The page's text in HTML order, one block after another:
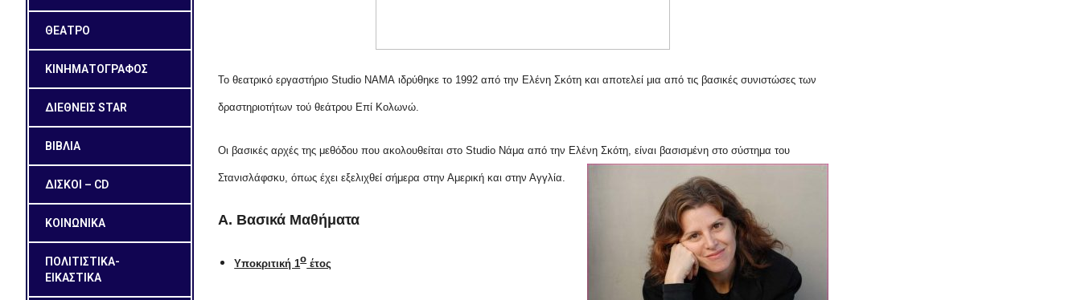
ΘΕΑΤΡΟ
ΚΙΝΗΜΑΤΟΓΡΑΦΟΣ
ΔΙΕΘΝΕΙΣ STAR
ΒΙΒΛΙΑ
ΔΙΣΚΟΙ – CD
ΚΟΙΝΩΝΙΚΑ
ΠΟΛΙΤΙΣΤΙΚΑ-
ΕΙΚΑΣΤΙΚΑ
Το θεατρικό εργαστήριοStudio NAMA ιδρύθηκε το 1992 από την Ελένη Σκότη και αποτελεί μια από τις βασικές συνιστώσες των
δραστηριοτήτων τού θεάτρου Επί Κολωνώ.
Οι βασικές αρχές της μεθόδου που ακολουθείται στοStudio Νάμα από την Ελένη Σκότη, είναι βασισμένη στο σύστημα του
Στανισλάφσκυ, όπως έχει εξελιχθεί σήμερα στην Αμερική και στην Αγγλία.
Α. Βασικά Μαθήματα
Υποκριτική 1οέτος